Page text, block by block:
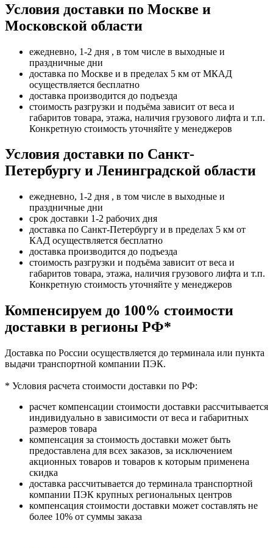
Условия доставки по Москве и
Московской области
ежедневно, 1-2 дня , в том числе в выходные и
праздничные дни
доставка по Москве и в пределах 5 км от МКАД
осуществляется бесплатно
доставка производится до подъезда
стоимость разгрузки и подъёма зависит от веса и
габаритов товара, этажа, наличия грузового лифта и т.п.
Конкретную стоимость уточняйте у менеджеров
Условия доставки по Санкт-
Петербургу и Ленинградской области
ежедневно, 1-2 дня , в том числе в выходные и
праздничные дни
срок доставки 1-2 рабочих дня
доставка по Санкт-Петербургу и в пределах 5 км от
КАД осуществляется бесплатно
доставка производится до подъезда
стоимость разгрузки и подъёма зависит от веса и
габаритов товара, этажа, наличия грузового лифта и т.п.
Конкретную стоимость уточняйте у менеджеров
Компенсируем до 100% стоимости
доставки в регионы РФ*
Доставка по России осуществляется до терминала или пункта
выдачи транспортной компании ПЭК.
* Условия расчета стоимости доставки по РФ:
расчет компенсации стоимости доставки рассчитывается
индивидуально в зависимости от веса и габаритных
размеров товара
компенсация за стоимость доставки может быть
предоставлена для всех заказов, за исключением
акционных товаров и товаров к которым применена
скидка
доставка рассчитывается до терминала транспортной
компании ПЭК крупных региональных центров
компенсация стоимости доставки может составлять не
более 10% от суммы заказа